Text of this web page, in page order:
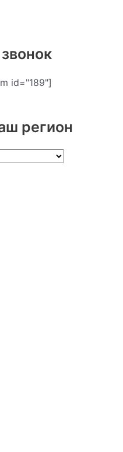
id="189"]
регион